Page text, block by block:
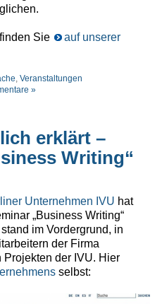
Sie
auf unserer
,Veranstaltungen
»
erklärt –
Writing“
Unternehmen IVU hat
„Business Writing“
im Vordergrund, in
der Firma
Projekten der IVU. Hier
selbst: